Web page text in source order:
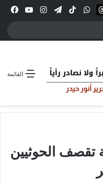
انستقرامتيلقرام‫TikTokواتسابthreads
القائمة
تقصف الحوثيين